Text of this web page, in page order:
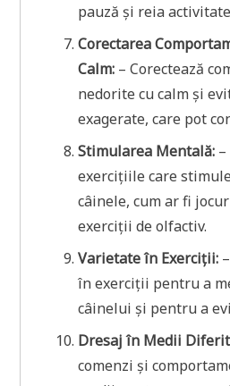
pauză și reia
Corectarea
Calm: – Corectează
nedorite cu calm și
exagerate, care pot
Stimularea Mentală:
exercițiile care
câinele, cum ar fi
exerciții de olfactiv.
Varietate în Exerciții:
în exerciții pentru a
câinelui și pentru a
Dresaj în Medii
comenzi și